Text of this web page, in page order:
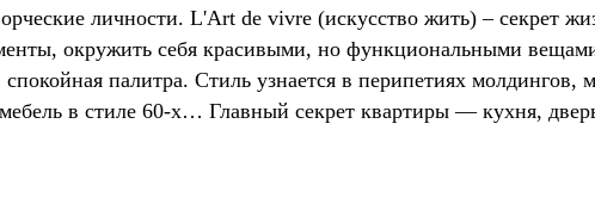
личности. L'Art de vivre (искусство жить) – секрет
окружить себя красивыми, но функциональными
палитра. Стиль узнается в перипетиях
в стиле 60-х… Главный секрет квартиры — кухня,